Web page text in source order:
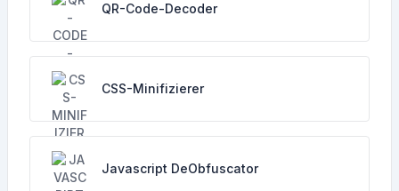
QR-Code-Decoder
CSS-Minifizierer
Javascript DeObfuscator